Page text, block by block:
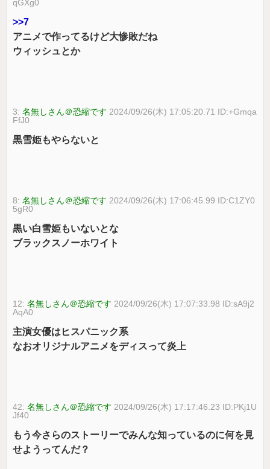
qGXg0
>>7
アニメで作ってるけど大惨敗だね
ウィッシュとか
3:名無しさん＠恐縮です 2024/09/26(木) 17:05:20.71 ID:+Gmqa
FfJ0
黒雪姫もやらないと
8:名無しさん＠恐縮です 2024/09/26(木) 17:06:45.99 ID:C1ZY0
5gR0
黒い白雪姫もいないとな
ブラックスノーホワイト
12:名無しさん＠恐縮です 2024/09/26(木) 17:07:33.98 ID:sA9j2
AqA0
主演女優はヒスパニック系
なおオリジナルアニメをディスって炎上
42:名無しさん＠恐縮です 2024/09/26(木) 17:17:46.23 ID:PKj1U
Jf40
もう今さらのストーリーでみんな知っているのに何を見
せようってんだ？